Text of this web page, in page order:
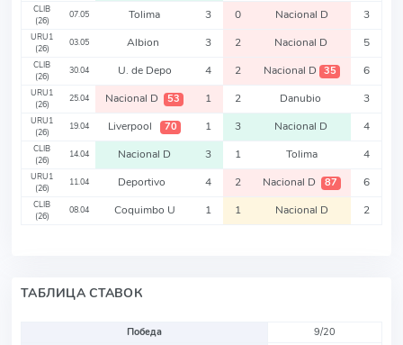
CLIB
(26)
07.05 Tolima 3 0 Nacional D 3
URU1
(26)
03.05 Albion 3 2 Nacional D 5
CLIB
(26)
30.04 U. de Depo 4 2 Nacional D 35 6
URU1
(26)
25.04 Nacional D 53 1 2 Danubio 3
URU1
(26)
19.04 Liverpool 70 1 3 Nacional D 4
CLIB
(26)
14.04 Nacional D 3 1 Tolima 4
URU1
(26)
11.04 Deportivo 4 2 Nacional D 87 6
CLIB
(26)
08.04 Coquimbo U 1 1 Nacional D 2
ТАБЛИЦА СТАВОК
Победа
9/20